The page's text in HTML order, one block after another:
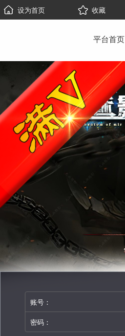
设为首页 收藏
平台首页
账号：
密码：